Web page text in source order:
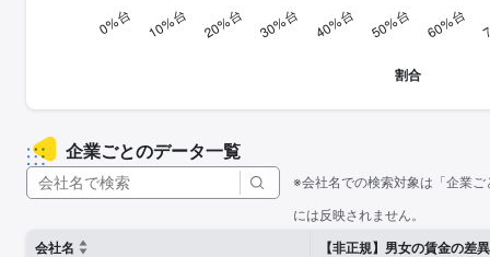
企業ごとのデータ一覧
※会社名での検索対象は「企業
には反映されません。
会社名
【非正規】男女の賃金の差異